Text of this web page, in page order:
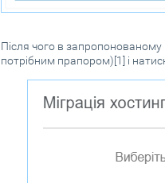
Після чого в запропонованому
потрібним прапором)[1] і